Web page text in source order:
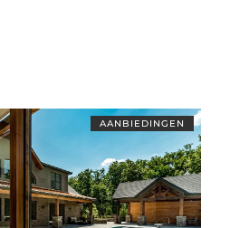
AANBIEDINGEN